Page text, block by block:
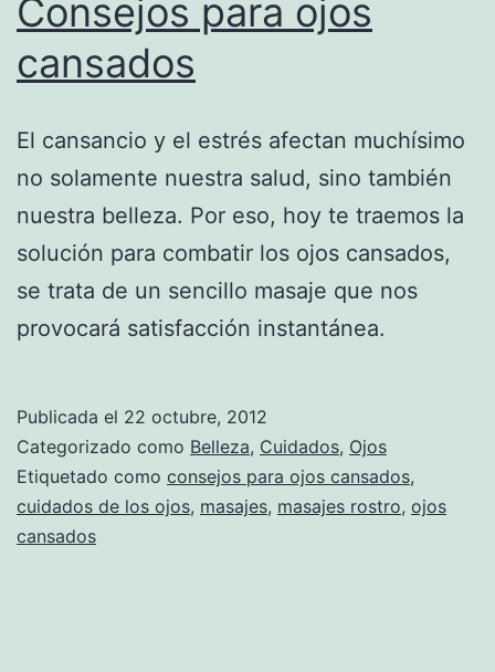
Consejos para ojos
cansados
El cansancio y el estrés afectan muchísimo
no solamente nuestra salud, sino también
nuestra belleza. Por eso, hoy te traemos la
solución para combatir los ojos cansados,
se trata de un sencillo masaje que nos
provocará satisfacción instantánea.
Publicada el 22 octubre, 2012
Categorizado como Belleza, Cuidados, Ojos
Etiquetado como consejos para ojos cansados,
cuidados de los ojos, masajes, masajes rostro, ojos
cansados